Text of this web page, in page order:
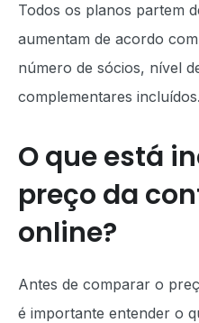
Todos os planos partem
aumentam de acordo
número de sócios, nível
complementares incluídos.
O que está
preço da
online?
Antes de comparar o
é importante entender o